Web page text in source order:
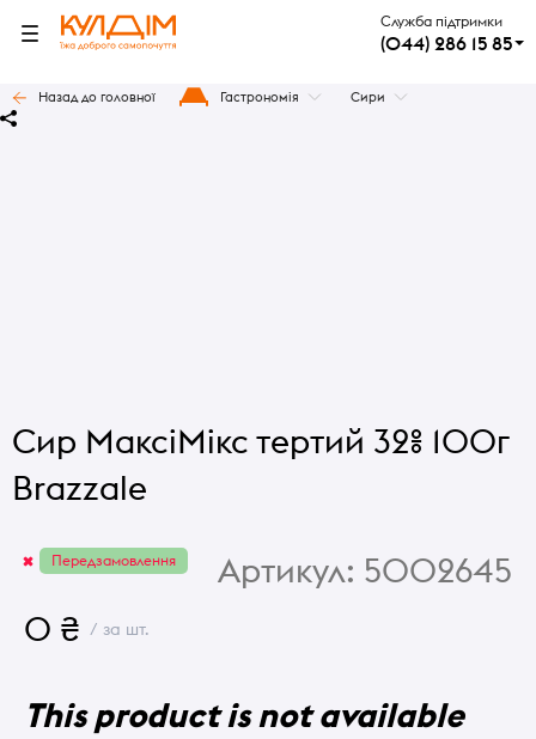
Служба підтримки
(044) 286 15 85
Назад до головної Гастрономія Сири
Сир МаксіМікс тертий 32% 100г
Brazzale
Передзамовлення Артикул: 5002645
0 ₴ / за шт.
This product is not available